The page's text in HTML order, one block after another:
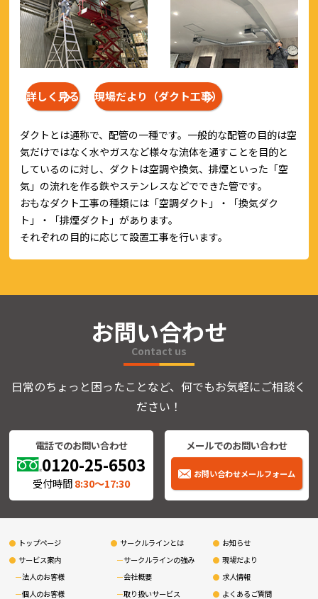
詳しく見る 現場だより（ダクト工事）
ダクトとは通称で、配管の一種です。一般的な配管の目的は空
気だけではなく水やガスなど様々な流体を通すことを目的と
しているのに対し、ダクトは空調や換気、排煙といった「空
気」の流れを作る鉄やステンレスなどでできた管です。
おもなダクト工事の種類には「空調ダクト」・「換気ダク
ト」・「排煙ダクト」があります。
それぞれの目的に応じて設置工事を行います。
お問い合わせ
Contact us
日常のちょっと困ったことなど、何でもお気軽にご相談く
ださい！
電話でのお問い合わせ
0120-25-6503
受付時間8:30〜17:30
メールでのお問い合わせ
お問い合わせメールフォーム
トップページ
サービス案内
法人のお客様
個人のお客様
サークルラインとは
サークルラインの強み
会社概要
取り扱いサービス
お知らせ
現場だより
求人情報
よくあるご質問